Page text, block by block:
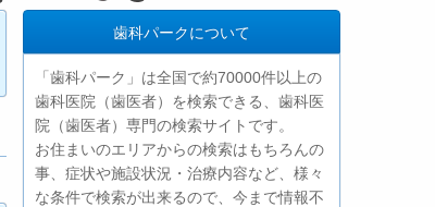
歯科パークについて
「歯科パーク」は全国で約70000件以上の
歯科医院（歯医者）を検索できる、歯科医
院（歯医者）専門の検索サイトです。
お住まいのエリアからの検索はもちろんの
事、症状や施設状況・治療内容など、様々
な条件で検索が出来るので、今まで情報不